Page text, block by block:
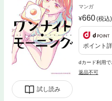
試し読み
マンガ
660(税込)
ポイント
dカード利用
返品不可